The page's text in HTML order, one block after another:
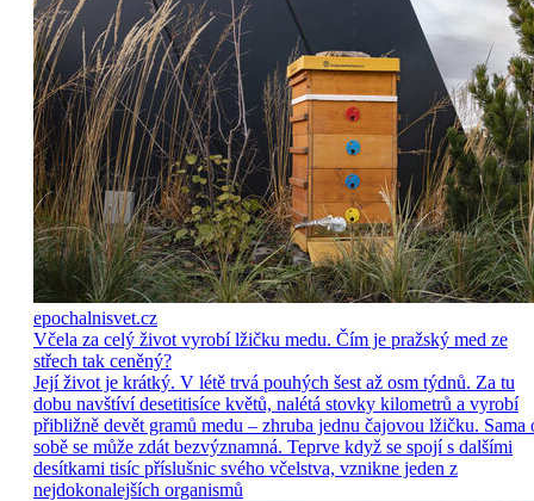
epochalnisvet.cz
Včela za celý život vyrobí lžičku medu. Čím je pražský med ze
střech tak ceněný?
Její život je krátký. V létě trvá pouhých šest až osm týdnů. Za tu
dobu navštíví desetitisíce květů, nalétá stovky kilometrů a vyrobí
přibližně devět gramů medu – zhruba jednu čajovou lžičku. Sama
sobě se může zdát bezvýznamná. Teprve když se spojí s dalšími
desítkami tisíc příslušnic svého včelstva, vznikne jeden z
nejdokonalejších organismů